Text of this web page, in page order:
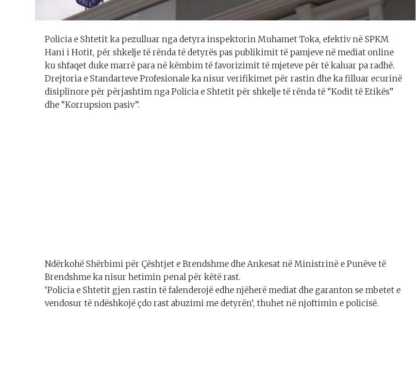
Policia e Shtetit ka pezulluar nga detyra inspektorin Muhamet Toka, efektiv në SPKM
Hani i Hotit, për shkelje të rënda të detyrës pas publikimit të pamjeve në mediat online
ku shfaqet duke marrë para në këmbim të favorizimit të mjeteve për të kaluar pa radhë.
Drejtoria e Standarteve Profesionale ka nisur verifikimet për rastin dhe ka filluar ecurinë
disiplinore për përjashtim nga Policia e Shtetit për shkelje të rënda të “Kodit të Etikës”
dhe “Korrupsion pasiv”.
Ndërkohë Shërbimi për Çështjet e Brendshme dhe Ankesat në Ministrinë e Punëve të
Brendshme ka nisur hetimin penal për këtë rast.
‘Policia e Shtetit gjen rastin të falenderojë edhe njëherë mediat dhe garanton se mbetet e
vendosur të ndëshkojë çdo rast abuzimi me detyrën’, thuhet në njoftimin e policisë.